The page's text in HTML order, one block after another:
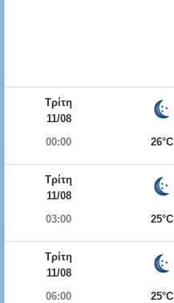
Τρίτη
11/08
00:00
26°C
Τρίτη
11/08
03:00
25°C
Τρίτη
11/08
06:00
25°C